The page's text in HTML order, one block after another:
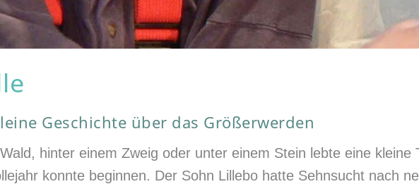
Geschichte über das Größerwerden
hinter einem Zweig oder unter einem Stein lebte eine kleine
konnte beginnen. Der Sohn Lillebo hatte Sehnsucht nach